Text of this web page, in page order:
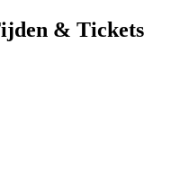
& Tickets